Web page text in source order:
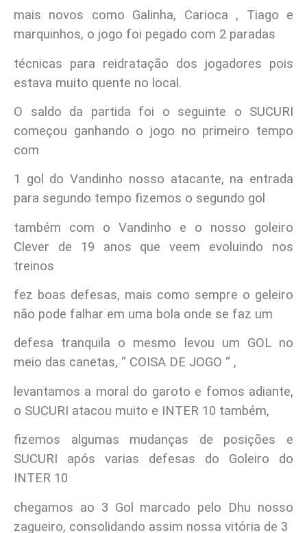
mais novos como Galinha, Carioca , Tiago e
marquinhos, o jogo foi pegado com 2 paradas
técnicas para reidratação dos jogadores pois
estava muito quente no local.
O saldo da partida foi o seguinte o SUCURI
começou ganhando o jogo no primeiro tempo
com
1 gol do Vandinho nosso atacante, na entrada
para segundo tempo fizemos o segundo gol
também com o Vandinho e o nosso goleiro
Clever de 19 anos que veem evoluindo nos
treinos
fez boas defesas, mais como sempre o geleiro
não pode falhar em uma bola onde se faz um
defesa tranquila o mesmo levou um GOL no
meio das canetas, “ COISA DE JOGO “ ,
levantamos a moral do garoto e fomos adiante,
o SUCURI atacou muito e INTER 10 também,
fizemos algumas mudanças de posições e
SUCURI após varias defesas do Goleiro do
INTER 10
chegamos ao 3 Gol marcado pelo Dhu nosso
zagueiro, consolidando assim nossa vitória de 3